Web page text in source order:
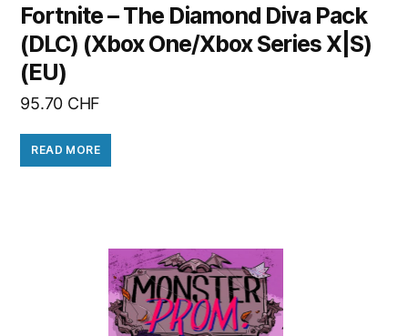
Fortnite – The Diamond Diva Pack
(DLC) (Xbox One/Xbox Series X|S)
(EU)
95.70 CHF
READ MORE